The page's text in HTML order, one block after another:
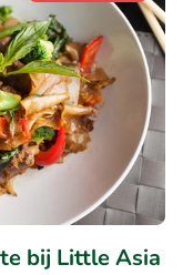
bij Little Asia